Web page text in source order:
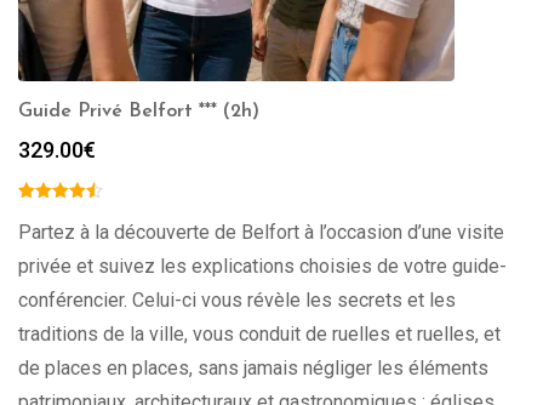
Guide Privé Belfort *** (2h)
329.00€
Partez à la découverte de Belfort à l’occasion d’une visite
privée et suivez les explications choisies de votre guide-
conférencier. Celui-ci vous révèle les secrets et les
traditions de la ville, vous conduit de ruelles et ruelles, et
de places en places, sans jamais négliger les éléments